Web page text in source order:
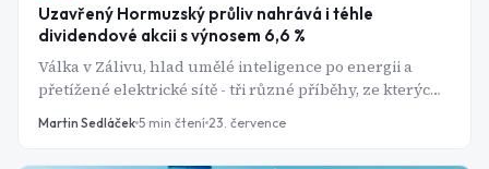
Uzavřený Hormuzský průliv nahrává i téhle
dividendové akcii s výnosem 6,6 %
Válka v Zálivu, hlad umělé inteligence po energii a
přetížené elektrické sítě - tři různé příběhy, ze kterých
těží jedna americká potrubní firma s dividendovým
Martin Sedláček 5 min čtení 23. července